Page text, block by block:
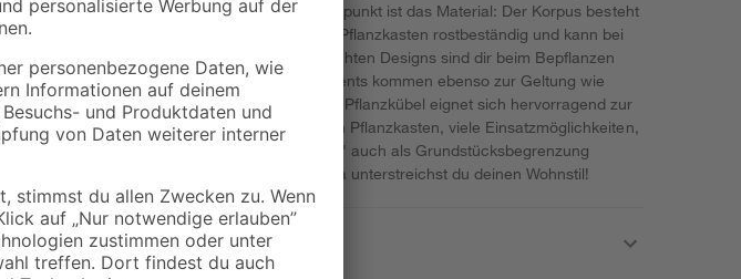
perfekt miteinander kombiniert. Ein weiterer Pluspunkt ist das Material: Der Korpus besteht
aus pulverbeschichtetem Stahl, dadurch ist der Pflanzkasten rostbeständig und kann bei
jeder Witterung genutzt werden. Dank des schlichten Designs sind dir beim Bepflanzen
kaum Grenzen gesetzt: Blumig bunte Arrangements kommen ebenso zur Geltung wie
schlichte Stauden oder Sträucher. Der moderne Pflanzkübel eignet sich hervorragend zur
Dekoration von Terrasse, Balkon und Garten. Ein Pflanzkasten, viele Einsatzmöglichkeiten,
denn alternativ kannst du den Pflanzkübel 'Cube' auch als Grundstücksbegrenzung
nutzen. Mit dem Pflanzkübel 'Cube' von Herstera unterstreichst du deinen Wohnstil!